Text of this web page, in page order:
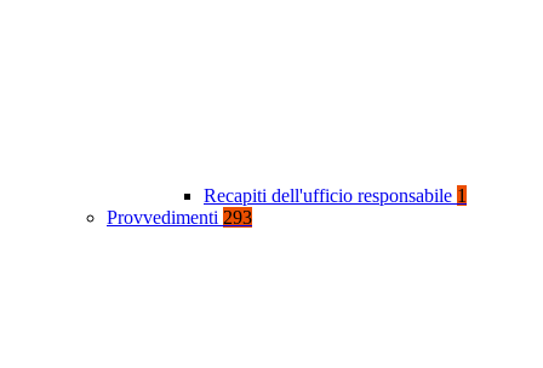
Recapiti dell'ufficio responsabile 1
Provvedimenti 293